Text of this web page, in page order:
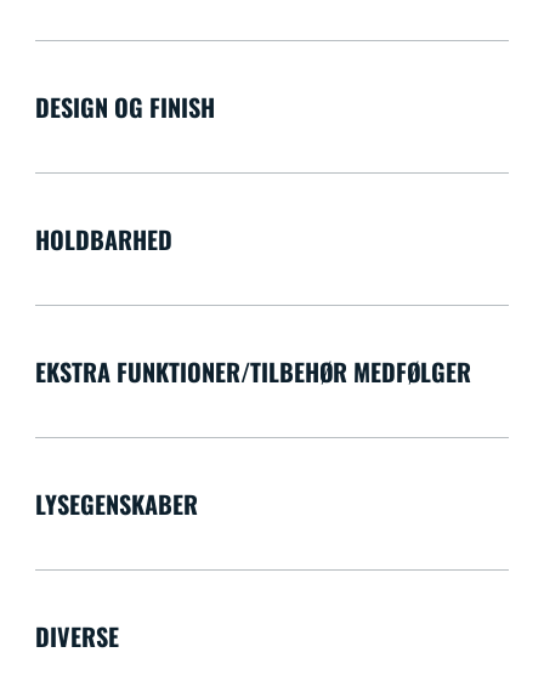
DESIGN OG FINISH
HOLDBARHED
EKSTRA FUNKTIONER/TILBEHØR MEDFØLGER
LYSEGENSKABER
DIVERSE